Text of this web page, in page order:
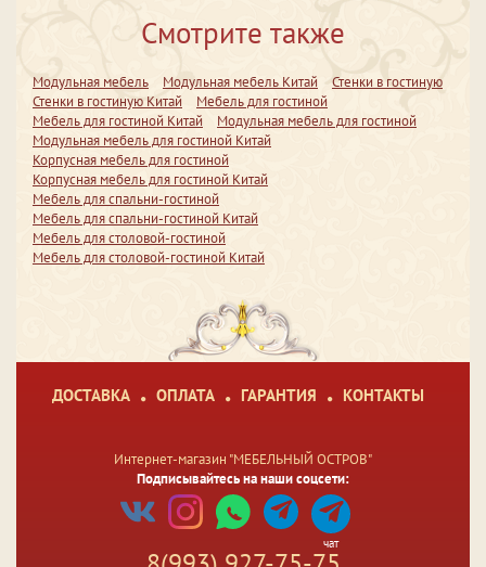
Смотрите также
Модульная мебель Модульная мебель Китай
Стенки в гостиную
Стенки в гостиную Китай
Мебель для гостиной
Мебель для гостиной Китай
Модульная мебель для гостиной
Модульная мебель для гостиной Китай
Корпусная мебель для гостиной
Корпусная мебель для гостиной Китай
Мебель для спальни-гостиной
Мебель для спальни-гостиной Китай
Мебель для столовой-гостиной
Мебель для столовой-гостиной Китай
ДОСТАВКА ОПЛАТА ГАРАНТИЯ КОНТАКТЫ
Интернет-магазин "МЕБЕЛЬНЫЙ ОСТРОВ"
Подписывайтесь на наши соцсети:
чат